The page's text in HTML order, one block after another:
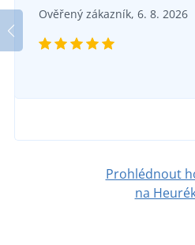
Ověřený zákazník, 6. 8. 2026
Prohlédnout
na